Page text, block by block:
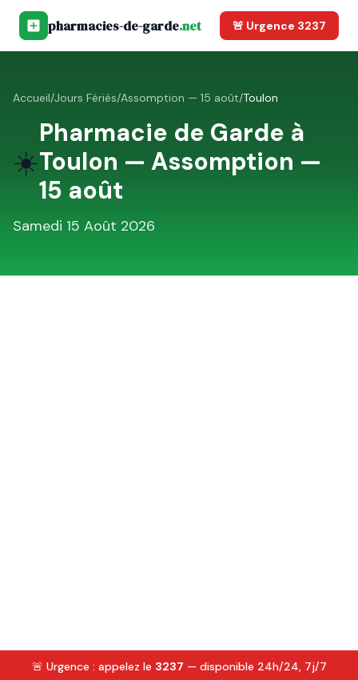
pharmacies-de-garde.net 🚨 Urgence 3237
Accueil/Jours Fériés/Assomption — 15 août/Toulon
☀️
Pharmacie de Garde à
Toulon — Assomption —
15 août
Samedi 15 Août 2026
🚨 Urgence : appelez le 3237 — disponible 24h/24, 7j/7